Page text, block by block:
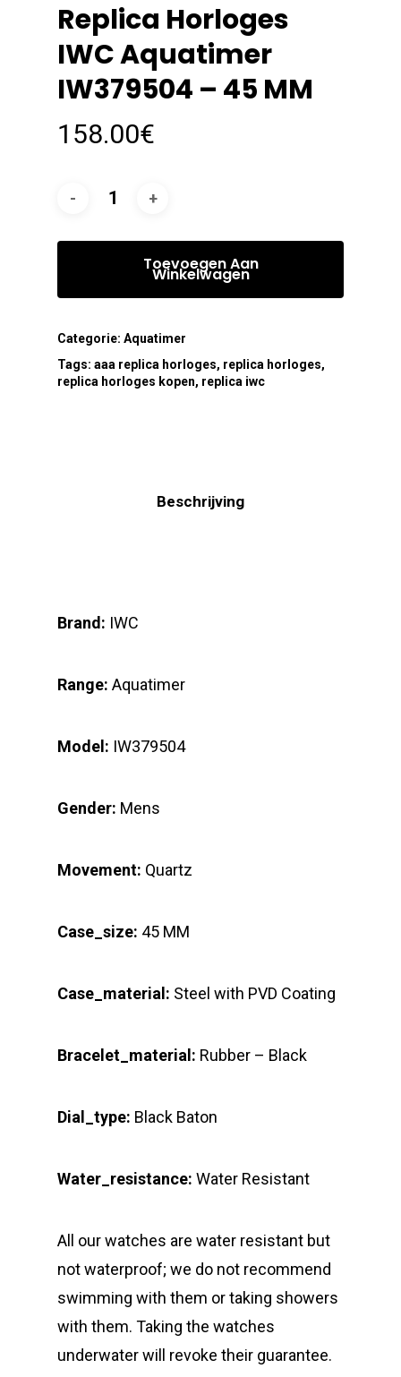
Replica Horloges
IWC Aquatimer
IW379504 – 45 MM
158.00€
Toevoegen Aan
Winkelwagen
Categorie: Aquatimer
Tags: aaa replica horloges, replica horloges,
replica horloges kopen, replica iwc
Beschrijving
Brand: IWC
Range: Aquatimer
Model: IW379504
Gender: Mens
Movement: Quartz
Case_size: 45 MM
Case_material: Steel with PVD Coating
Bracelet_material: Rubber – Black
Dial_type: Black Baton
Water_resistance: Water Resistant
All our watches are water resistant but
not waterproof; we do not recommend
swimming with them or taking showers
with them. Taking the watches
underwater will revoke their guarantee.